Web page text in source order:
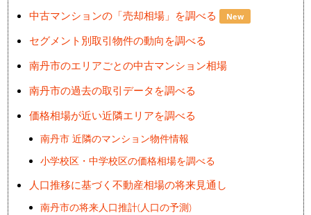
中古マンションの「売却相場」を調べる New
セグメント別取引物件の動向を調べる
南丹市のエリアごとの中古マンション相場
南丹市の過去の取引データを調べる
価格相場が近い近隣エリアを調べる
南丹市 近隣のマンション物件情報
小学校区・中学校区の価格相場を調べる
人口推移に基づく不動産相場の将来見通し
南丹市の将来人口推計(人口の予測)